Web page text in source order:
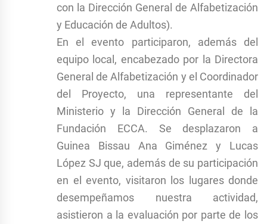
con la Dirección General de Alfabetización
y Educación de Adultos).
En el evento participaron, además del
equipo local, encabezado por la Directora
General de Alfabetización y el Coordinador
del Proyecto, una representante del
Ministerio y la Dirección General de la
Fundación ECCA. Se desplazaron a
Guinea Bissau Ana Giménez y Lucas
López SJ que, además de su participación
en el evento, visitaron los lugares donde
desempeñamos nuestra actividad,
asistieron a la evaluación por parte de los